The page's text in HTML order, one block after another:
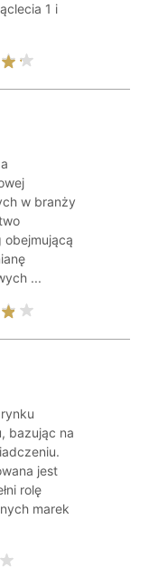
1 i
w branży
obejmującą
...
bazując na
jest
rolę
marek